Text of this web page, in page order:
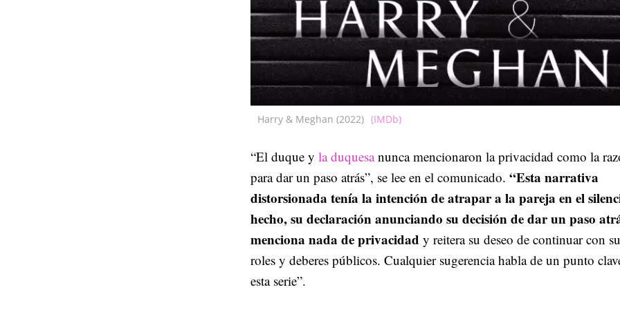
Harry & Meghan (2022) (IMDb)
“El duque y la duquesa nunca mencionaron la privacidad como la
para dar un paso atrás”, se lee en el comunicado. “Esta narrativa
distorsionada tenía la intención de atrapar a la pareja en el
hecho, su declaración anunciando su decisión de dar un paso
menciona nada de privacidad y reitera su deseo de continuar con
roles y deberes públicos. Cualquier sugerencia habla de un punto
esta serie”.